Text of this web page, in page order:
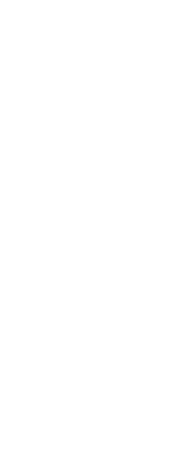
免费DDoS防御
流量/OVZ/凤凰城/洛杉矶
心
/保加利亚机房,CN2 GIA可
群服务器
1Gbps端口/KVM/
洛杉矶Sharktech
空间/500GB流量/1Gbps
至299元/年，还有独立服